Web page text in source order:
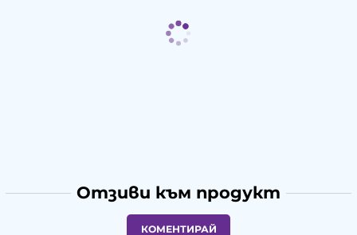
Отзиви към продукт
КОМЕНТИРАЙ